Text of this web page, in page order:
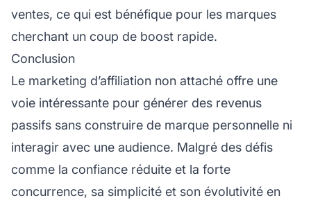
ventes, ce qui est bénéfique pour les marques
cherchant un coup de boost rapide.
Conclusion
Le marketing d’affiliation non attaché offre une
voie intéressante pour générer des revenus
passifs sans construire de marque personnelle ni
interagir avec une audience. Malgré des défis
comme la confiance réduite et la forte
concurrence, sa simplicité et son évolutivité en